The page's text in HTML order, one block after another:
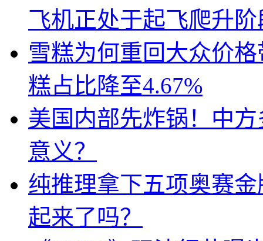
飞机正处于起飞爬升阶
雪糕为何重回大众价
糕占比降至4.67%
美国内部先炸锅！中
意义？
纯推理拿下五项奥赛
起来了吗？